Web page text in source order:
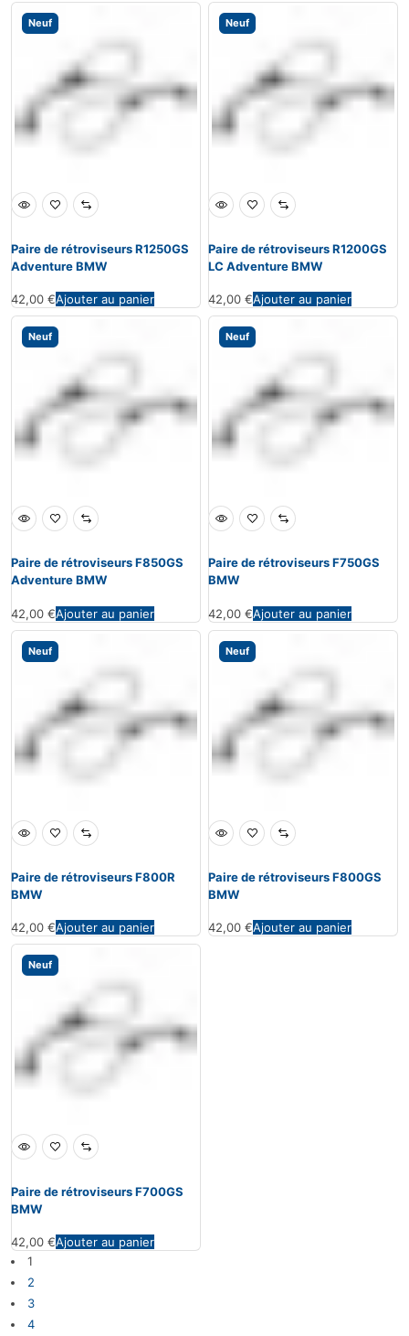
Neuf
Paire de rétroviseurs R1250GS
Adventure BMW
42,00 €Ajouter au panier
Neuf
Paire de rétroviseurs R1200GS
LC Adventure BMW
42,00 €Ajouter au panier
Neuf
Paire de rétroviseurs F850GS
Adventure BMW
42,00 €Ajouter au panier
Neuf
Paire de rétroviseurs F750GS
BMW
42,00 €Ajouter au panier
Neuf
Paire de rétroviseurs F800R
BMW
42,00 €Ajouter au panier
Neuf
Paire de rétroviseurs F800GS
BMW
42,00 €Ajouter au panier
Neuf
Paire de rétroviseurs F700GS
BMW
42,00 €Ajouter au panier
1
2
3
4